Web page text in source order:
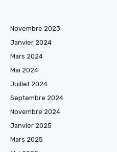
Novembre 2023
Janvier 2024
Mars 2024
Mai 2024
Juillet 2024
Septembre 2024
Novembre 2024
Janvier 2025
Mars 2025